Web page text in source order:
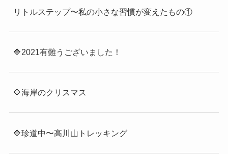
リトルステップ〜私の小さな習慣が変えたもの①
🔷2021有難うございました！
🔷海岸のクリスマス
🔷珍道中〜高川山トレッキング